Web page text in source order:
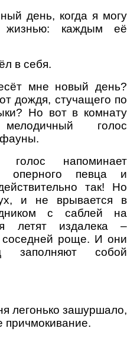
день, когда я могу
жизнью: каждым её
в себя.
мне новый день?
дождя, стучащего по
Но вот в комнату
голос
фауны.
напоминает
оперного певца и
так! Но
и не врывается в
с саблей на
летят издалека –
роще. И они
заполняют собой
легонько зашуршало,
причмокивание.